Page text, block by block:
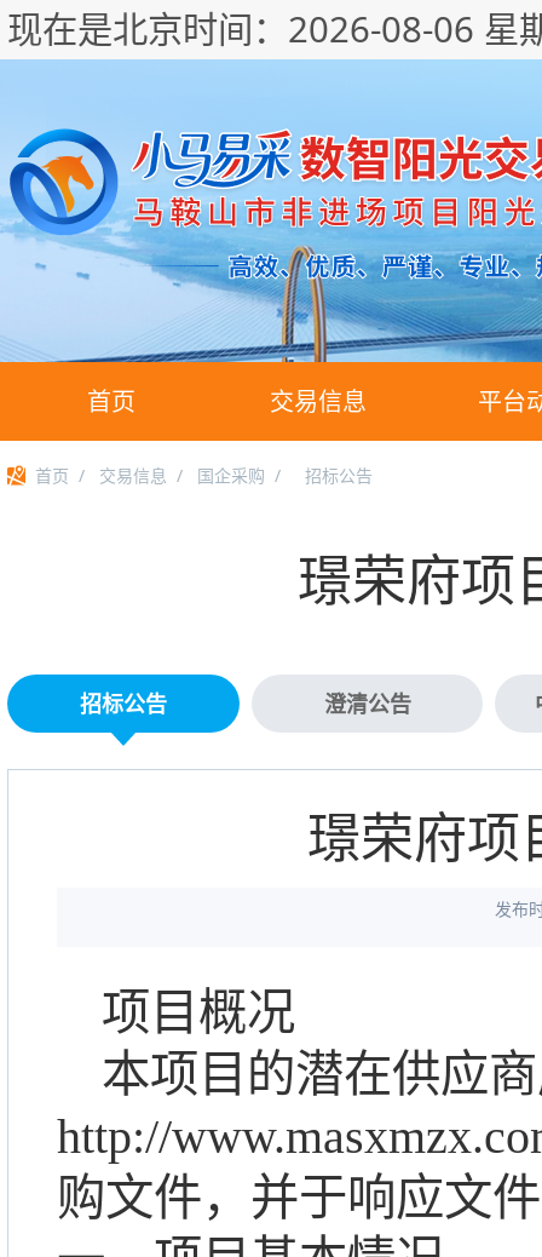
现在是北京时间： 2026-08-06 星
首页 交易信息 平台
首页 / 交易信息 / 国企采购 / 招标公告
璟荣府项
招标公告 澄清公告
璟荣府项
发布
项目概况
本项目的潜在供应
http://
购文件，并于响应文